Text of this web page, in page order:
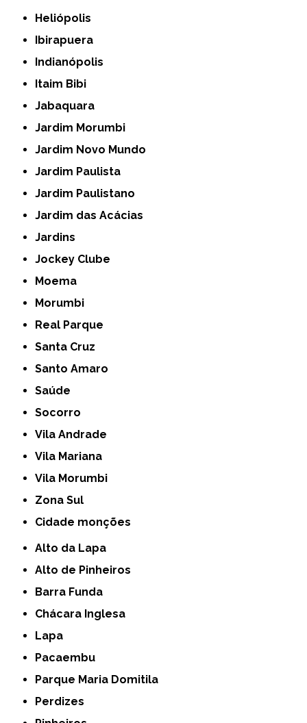
Heliópolis
Ibirapuera
Indianópolis
Itaim Bibi
Jabaquara
Jardim Morumbi
Jardim Novo Mundo
Jardim Paulista
Jardim Paulistano
Jardim das Acácias
Jardins
Jockey Clube
Moema
Morumbi
Real Parque
Santa Cruz
Santo Amaro
Saúde
Socorro
Vila Andrade
Vila Mariana
Vila Morumbi
Zona Sul
cidade monções
Alto da Lapa
Alto de Pinheiros
Barra Funda
Chácara Inglesa
Lapa
Pacaembu
Parque Maria Domitila
Perdizes